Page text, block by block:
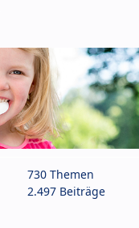
730 Themen
2.497 Beiträge